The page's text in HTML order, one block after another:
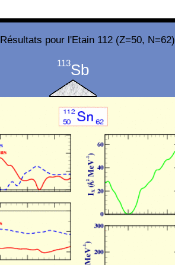
Résultats pour l'Etain 112 (Z=50, N=62)
113Sb